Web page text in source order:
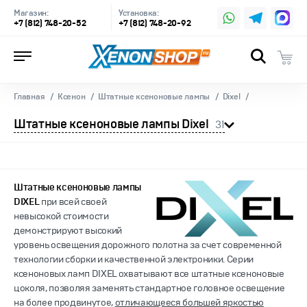
Магазин:
+7 (812) 748-20-52
Установка:
+7 (812) 748-20-92
Главная Ксенон Штатные ксеноновые лампы Dixel
Штатные ксеноновые лампы Dixel 31
Штатные ксеноновые лампы
DIXELпри всей своей
невысокой стоимости
демонстрируют высокий
уровень освещения дорожного полотна за счет современной
технологии сборки и качественной электроники. Серии
ксеноновых ламп DIXEL охватывают все штатные ксеноновые
цоколя, позволяя заменять стандартное головное освещение
на более продвинутое,отличающееся большей яркостью